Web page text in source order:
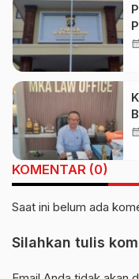
KOMENTAR (0)
Saat ini belum ada
Silahkan tulis